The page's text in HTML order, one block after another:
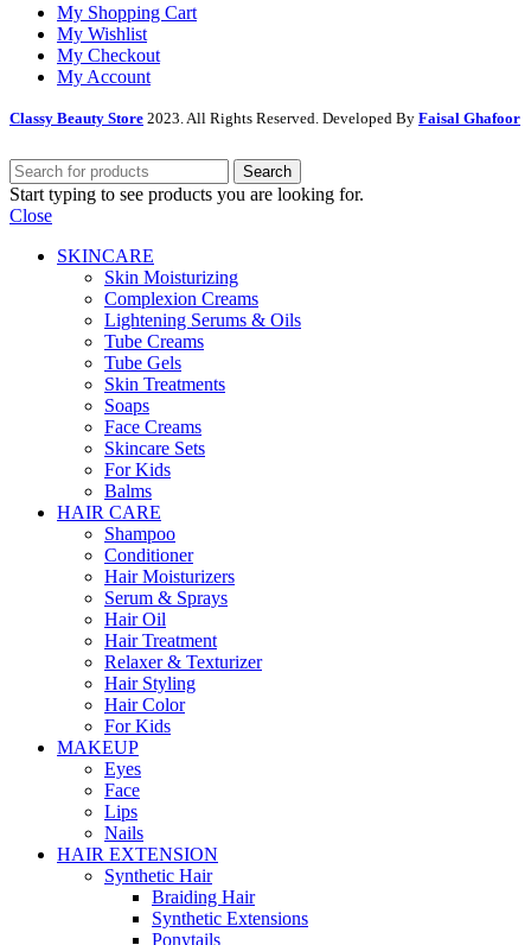
My Shopping Cart
My Wishlist
My Checkout
My Account
Classy Beauty Store 2023. All Rights Reserved. Developed By Faisal Ghafoor
Search
Start typing to see products you are looking for.
Close
SKINCARE
Skin Moisturizing
Complexion Creams
Lightening Serums & Oils
Tube Creams
Tube Gels
Skin Treatments
Soaps
Face Creams
Skincare Sets
For Kids
Balms
HAIR CARE
Shampoo
Conditioner
Hair Moisturizers
Serum & Sprays
Hair Oil
Hair Treatment
Relaxer & Texturizer
Hair Styling
Hair Color
For Kids
MAKEUP
Eyes
Face
Lips
Nails
HAIR EXTENSION
Synthetic Hair
Braiding Hair
Synthetic Extensions
Ponytails